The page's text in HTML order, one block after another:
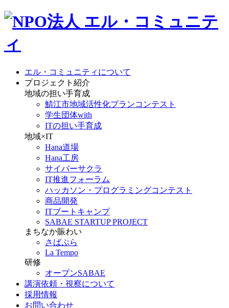
エル・コミュニティについて
プロジェクト紹介
地域の担い手育成
鯖江市地域活性化プランコンテスト
学生団体with
ITの担い手育成
地域×IT
Hana道場
Hana工房
サイバーサクラ
IT推進フォーラム
ハッカソン・プログラミングコンテスト
商品開発
ITブートキャンプ
SABAE STARTUP PROJECT
まちなか賑わい
さばぷら
La Tempo
研修
オープンSABAE
講演依頼・視察について
採用情報
お問い合わせ